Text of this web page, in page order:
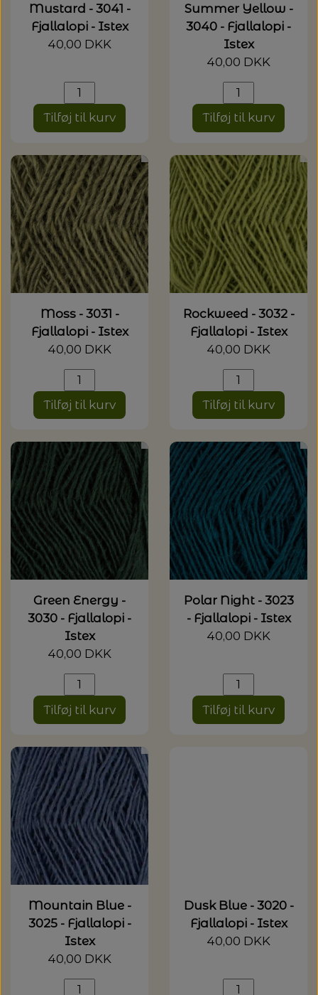
Mustard - 3041 -
Fjallalopi - Istex
40,00 DKK
Tilføj til kurv
Summer Yellow -
3040 - Fjallalopi -
Istex
40,00 DKK
Tilføj til kurv
Moss - 3031 -
Fjallalopi - Istex
40,00 DKK
Tilføj til kurv
Rockweed - 3032 -
Fjallalopi - Istex
40,00 DKK
Tilføj til kurv
Green Energy -
3030 - Fjallalopi -
Istex
40,00 DKK
Tilføj til kurv
Polar Night - 3023
- Fjallalopi - Istex
40,00 DKK
Tilføj til kurv
Mountain Blue -
3025 - Fjallalopi -
Istex
40,00 DKK
Dusk Blue - 3020 -
Fjallalopi - Istex
40,00 DKK